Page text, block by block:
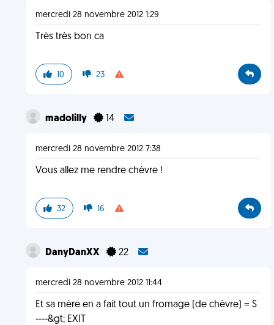
mercredi 28 novembre 2012 1:29
Très très bon ca
10 23
madolilly 14
mercredi 28 novembre 2012 7:38
Vous allez me rendre chèvre !
32 16
DanyDanXX 22
mercredi 28 novembre 2012 11:44
Et sa mère en a fait tout un fromage (de chèvre) = S
----&gt; EXIT